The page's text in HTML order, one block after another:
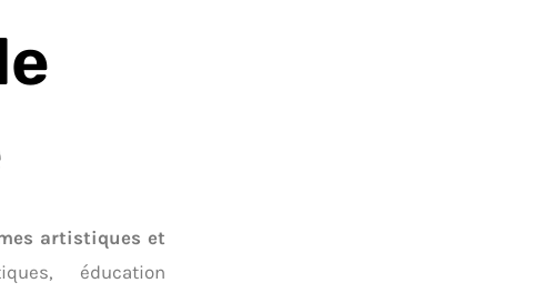
artistiques et
éducation